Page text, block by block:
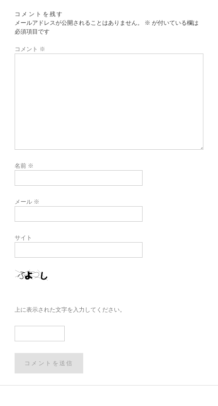
コメントを残す
メールアドレスが公開されることはありません。
※ が付いている欄は
必須項目です
コメント ※
名前 ※
メール ※
サイト
上に表示された文字を入力してください。